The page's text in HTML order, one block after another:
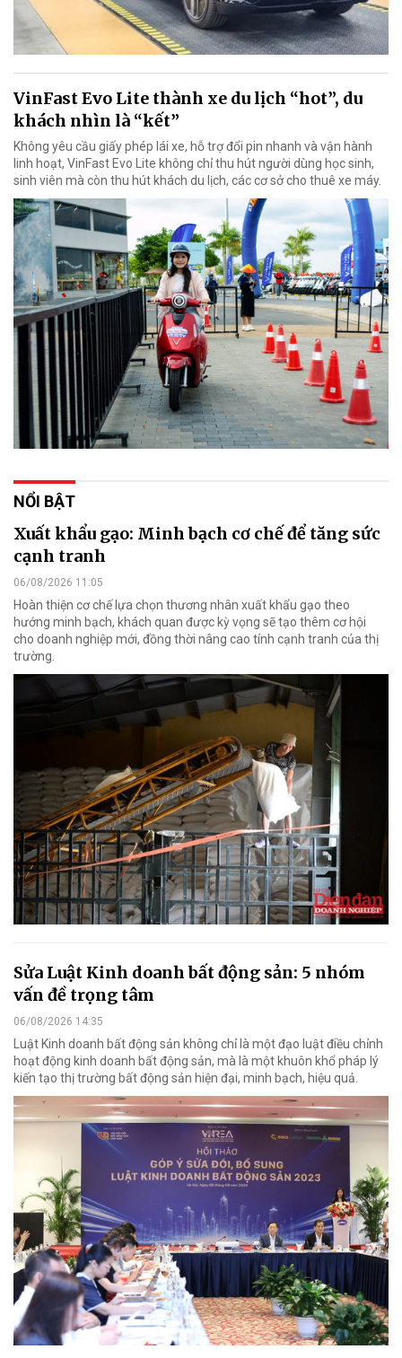
VinFast Evo Lite thành xe du lịch “hot”, du
khách nhìn là “kết”
Không yêu cầu giấy phép lái xe, hỗ trợ đổi pin nhanh và vận hành
linh hoạt, VinFast Evo Lite không chỉ thu hút người dùng học sinh,
sinh viên mà còn thu hút khách du lịch, các cơ sở cho thuê xe máy.
NỔI BẬT
Xuất khẩu gạo: Minh bạch cơ chế để tăng sức
cạnh tranh
06/08/2026 11:05
Hoàn thiện cơ chế lựa chọn thương nhân xuất khẩu gạo theo
hướng minh bạch, khách quan được kỳ vọng sẽ tạo thêm cơ hội
cho doanh nghiệp mới, đồng thời nâng cao tính cạnh tranh của thị
trường.
Sửa Luật Kinh doanh bất động sản: 5 nhóm
vấn đề trọng tâm
06/08/2026 14:35
Luật Kinh doanh bất động sản không chỉ là một đạo luật điều chỉnh
hoạt động kinh doanh bất động sản, mà là một khuôn khổ pháp lý
kiến tạo thị trường bất động sản hiện đại, minh bạch, hiệu quả.